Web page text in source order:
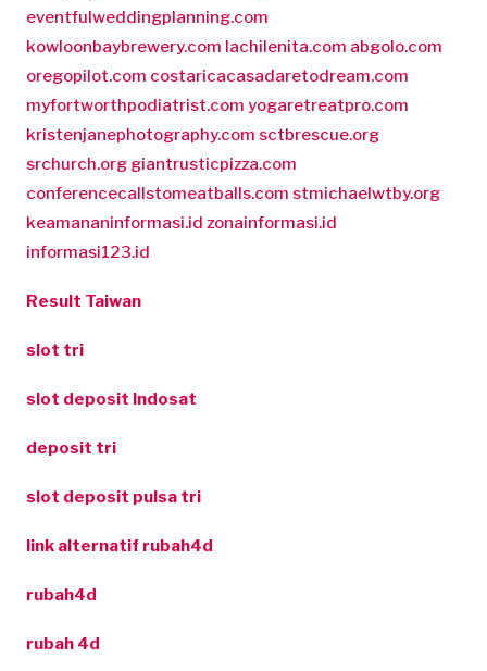
eventfulweddingplanning.com
kowloonbaybrewery.com lachilenita.com abgolo.com
oregopilot.com costaricacasadaretodream.com
myfortworthpodiatrist.com yogaretreatpro.com
kristenjanephotography.com sctbrescue.org
srchurch.org giantrusticpizza.com
conferencecallstomeatballs.com stmichaelwtby.org
keamananinformasi.id zonainformasi.id
informasi123.id
Result Taiwan
slot tri
slot deposit Indosat
deposit tri
slot deposit pulsa tri
link alternatif rubah4d
rubah4d
rubah 4d